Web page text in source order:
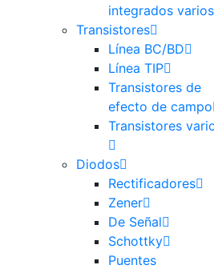
integrados varios
Transistores
Línea BC/BD
Línea TIP
Transistores de
efecto de campo
Transistores
Diodos
Rectificadores
Zener
De Señal
Schottky
Puentes